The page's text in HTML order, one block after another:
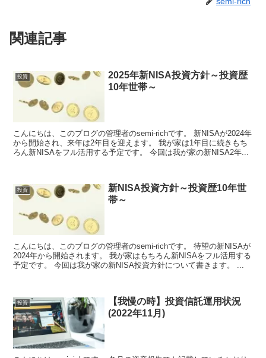
関連記事
投資
2025年新NISA投資方針～投資歴
10年世帯～
こんにちは、このブログの管理者のsemi-richです。 新NISAが2024年
から開始され、来年は2年目を迎えます。 我が家は1年目に続きもち
ろん新NISAをフル活用する予定です。 今回は我が家の新NISA2年...
投資
新NISA投資方針～投資歴10年世
帯～
こんにちは、このブログの管理者のsemi-richです。 待望の新NISAが
2024年から開始されます。 我が家はもちろん新NISAをフル活用する
予定です。 今回は我が家の新NISA投資方針について書きます。 ...
投資
【我慢の時】投資信託運用状況
(2022年11月)